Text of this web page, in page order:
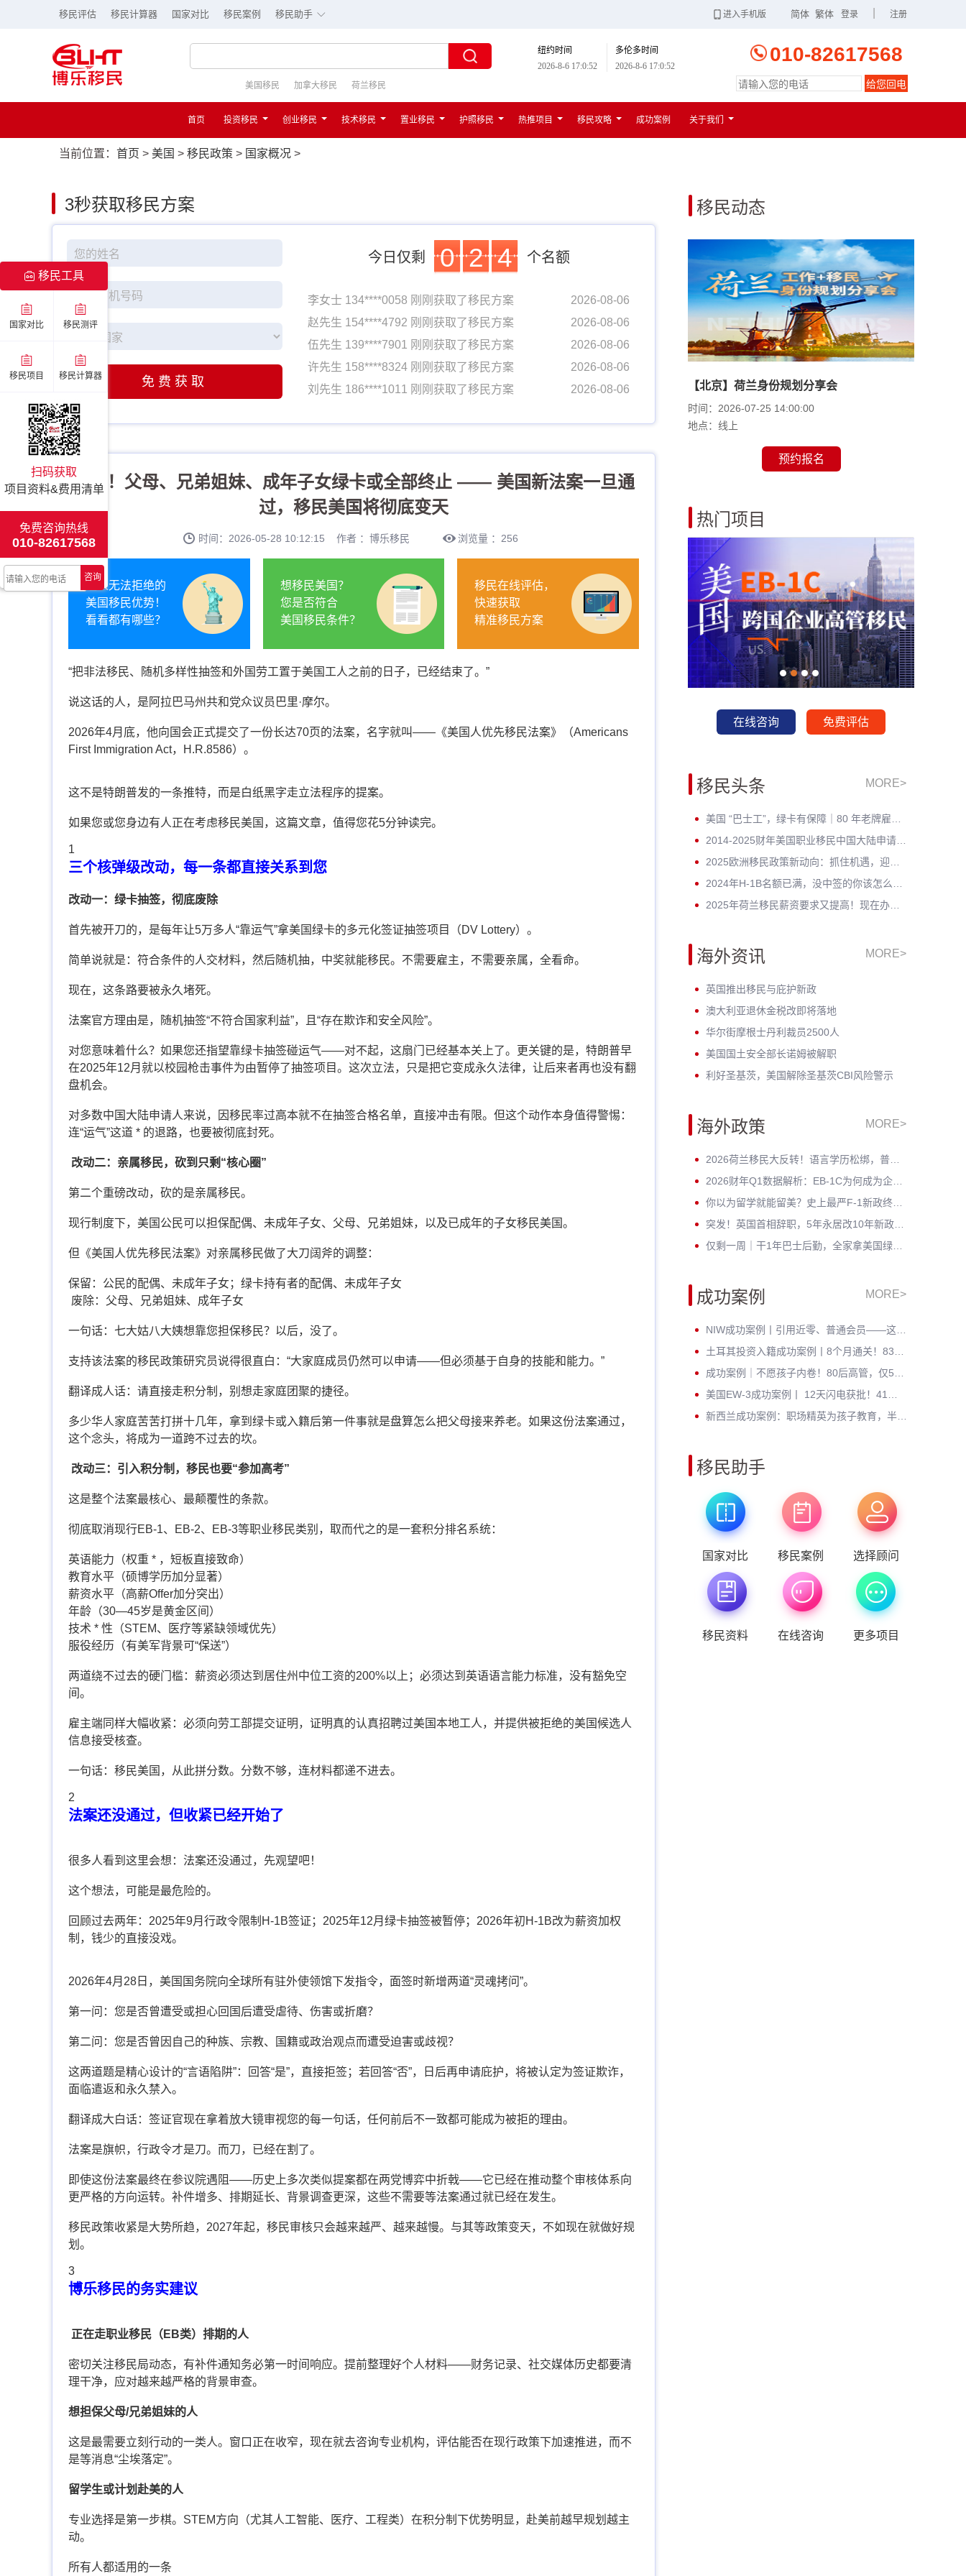
移民评估 移民计算器 国家对比 移民案例 移民助手 ∟ 注册
登录
简体 繁体
进入手机版
扫一扫
进入手机版
纽约时间
2026-8-6 17:0:53
多伦多时间
2026-8-6 17:0:53
010-82617568
美国移民 加拿大移民 荷兰移民 给您回电
首页 投资移民 创业移民 技术移民 置业移民 护照移民 热推项目 移民攻略 成功案例 关于我们
当前位置： 首页 > 美国 > 移民政策 > 国家概况 >
3秒获取移民方案
免费获取
今日仅剩 0 2 4 个名额
赵先生 154****4792 刚刚获取了移民方案
2026-08-06
伍先生 139****7901 刚刚获取了移民方案
2026-08-06
许先生 158****8324 刚刚获取了移民方案
2026-08-06
刘先生 186****1011 刚刚获取了移民方案
2026-08-06
姚先生 133****4489 刚刚获取了移民方案
2026-08-06
赵先生 154****4792 刚刚获取了移民方案
2026-08-06
伍先生 139****7901 刚刚获取了移民方案
2026-08-06
许先生 158****8324 刚刚获取了移民方案
姚先生 133****4489 刚刚获取了移民方案
李女士 134****0058 刚刚获取了移民方案
2026-08-06
炸了！父母、兄弟姐妹、成年子女绿卡或全部终止 —— 美国新法案一旦通
过，移民美国将彻底变天
时间：2026-05-28 10:12:15 作者 ：博乐移民 浏览量 ：256
让人无法拒绝的
美国移民优势！
看看都有哪些？
想移民美国？
您是否符合
美国移民条件？
移民在线评估，
快速获取
精准移民方案
“把非法移民、随机多样性抽签和外国劳工置于美国工人之前的日子，已经结束了。”
说这话的人，是阿拉巴马州共和党众议员巴里·摩尔。
2026年4月底，他向国会正式提交了一份长达70页的法案，名字就叫——《美国人优先移民法案》（Americans
First Immigration Act，H.R.8586）。
这不是特朗普发的一条推特，而是白纸黑字走立法程序的提案。
如果您或您身边有人正在考虑移民美国，这篇文章，值得您花5分钟读完。
1
三个核弹级改动，每一条都直接关系到您
改动一：绿卡抽签，彻底废除
首先被开刀的，是每年让5万多人“靠运气”拿美国绿卡的多元化签证抽签项目（DV Lottery）。
简单说就是：符合条件的人交材料，然后随机抽，中奖就能移民。不需要雇主，不需要亲属，全看命。
现在，这条路要被永久堵死。
法案官方理由是，随机抽签“不符合国家利益”，且“存在欺诈和安全风险”。
对您意味着什么？如果您还指望靠绿卡抽签碰运气——对不起，这扇门已经基本关上了。更关键的是，特朗普早
在2025年12月就以校园枪击事件为由暂停了抽签项目。这次立法，只是把它变成永久法律，让后来者再也没有翻
盘机会。
对多数中国大陆申请人来说，因移民率过高本就不在抽签合格名单，直接冲击有限。但这个动作本身值得警惕：
连“运气”这道 * 的退路，也要被彻底封死。
改动二：亲属移民，砍到只剩“核心圈”
第二个重磅改动，砍的是亲属移民。
现行制度下，美国公民可以担保配偶、未成年子女、父母、兄弟姐妹，以及已成年的子女移民美国。
但《美国人优先移民法案》对亲属移民做了大刀阔斧的调整：
保留：公民的配偶、未成年子女；绿卡持有者的配偶、未成年子女
废除：父母、兄弟姐妹、成年子女
一句话：七大姑八大姨想靠您担保移民？以后，没了。
支持该法案的移民政策研究员说得很直白：“大家庭成员仍然可以申请——但必须基于自身的技能和能力。”
翻译成人话：请直接走积分制，别想走家庭团聚的捷径。
多少华人家庭苦苦打拼十几年，拿到绿卡或入籍后第一件事就是盘算怎么把父母接来养老。如果这份法案通过，
这个念头，将成为一道跨不过去的坎。
改动三：引入积分制，移民也要“参加高考”
这是整个法案最核心、最颠覆性的条款。
彻底取消现行EB-1、EB-2、EB-3等职业移民类别，取而代之的是一套积分排名系统：
英语能力（权重 * ，短板直接致命）
教育水平（硕博学历加分显著）
薪资水平（高薪Offer加分突出）
年龄（30—45岁是黄金区间）
技术 * 性（STEM、医疗等紧缺领域优先）
服役经历（有美军背景可“保送”）
两道绕不过去的硬门槛：薪资必须达到居住州中位工资的200%以上；必须达到英语语言能力标准，没有豁免空
间。
雇主端同样大幅收紧：必须向劳工部提交证明，证明真的认真招聘过美国本地工人，并提供被拒绝的美国候选人
信息接受核查。
一句话：移民美国，从此拼分数。分数不够，连材料都递不进去。
2
法案还没通过，但收紧已经开始了
很多人看到这里会想：法案还没通过，先观望吧！
这个想法，可能是最危险的。
回顾过去两年：2025年9月行政令限制H-1B签证；2025年12月绿卡抽签被暂停；2026年初H-1B改为薪资加权
制，钱少的直接没戏。
2026年4月28日，美国国务院向全球所有驻外使领馆下发指令，面签时新增两道“灵魂拷问”。
第一问：您是否曾遭受或担心回国后遭受虐待、伤害或折磨？
第二问：您是否曾因自己的种族、宗教、国籍或政治观点而遭受迫害或歧视？
这两道题是精心设计的“言语陷阱”：回答“是”，直接拒签；若回答“否”，日后再申请庇护，将被认定为签证欺诈，
面临遣返和永久禁入。
翻译成大白话：签证官现在拿着放大镜审视您的每一句话，任何前后不一致都可能成为被拒的理由。
法案是旗帜，行政令才是刀。而刀，已经在割了。
即使这份法案最终在参议院遇阻——历史上多次类似提案都在两党博弈中折戟——它已经在推动整个审核体系向
更严格的方向运转。补件增多、排期延长、背景调查更深，这些不需要等法案通过就已经在发生。
移民政策收紧是大势所趋，2027年起，移民审核只会越来越严、越来越慢。与其等政策变天，不如现在就做好规
划。
3
博乐移民的务实建议
正在走职业移民（EB类）排期的人
密切关注移民局动态，有补件通知务必第一时间响应。提前整理好个人材料——财务记录、社交媒体历史都要清
理干净，应对越来越严格的背景审查。
想担保父母/兄弟姐妹的人
这是最需要立刻行动的一类人。窗口正在收窄，现在就去咨询专业机构，评估能否在现行政策下加速推进，而不
是等消息“尘埃落定”。
留学生或计划赴美的人
专业选择是第一步棋。STEM方向（尤其人工智能、医疗、工程类）在积分制下优势明显，赴美前越早规划越主
动。
所有人都适用的一条
移民动态
【北京】荷兰身份规划分享会
时间：2026-07-25 14:00:00
地点：线上
预约报名
热门项目
在线咨询 免费评估
移民头条 MORE>
海外资讯 MORE>
英国推出移民与庇护新政
澳大利亚退休金税改即将落地
华尔街摩根士丹利裁员2500人
美国国土安全部长诺姆被解职
利好圣基茨，美国解除圣基茨CBI风险警示
海外政策 MORE>
成功案例 MORE>
移民助手
国家对比 移民案例 选择顾问
移民资料 在线咨询 更多项目
移民工具
国家对比 移民测评
移民项目 移民计算器
扫码获取
项目资料&费用清单
免费咨询热线
010-82617568
咨询